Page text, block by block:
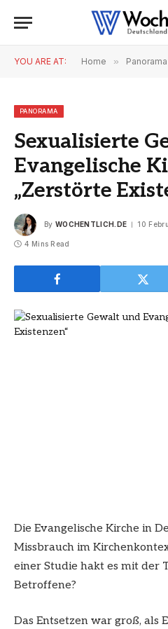
YOU ARE AT: Home » Panorama
PANORAMA
Sexualisierte
Evangelische
„Zerstörte
By WOCHENTLICH.DE 10
4 Mins Read
Die Evangelische Kirche in
Missbrauch im
einer Studie hakt es mit der
Betroffene?
Das Entsetzen war groß, als